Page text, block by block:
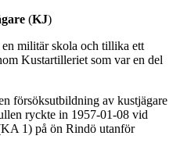
(KJ)
militär skola och tillika ett
Kustartilleriet som var en del
försöksutbildning av kustjägare
ryckte in 1957-01-08 vid
1) på ön Rindö utanför